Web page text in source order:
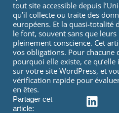
tout site accessible depuis
qu’il collecte ou traite des
européens. Et la quasi-totalité
le font, souvent sans que
pleinement conscience. Cet
vos obligations. Pour chacune
pourquoi elle existe, ce
sur votre site WordPress, et
vérification rapide pour
en êtes.
Partager cet
article: